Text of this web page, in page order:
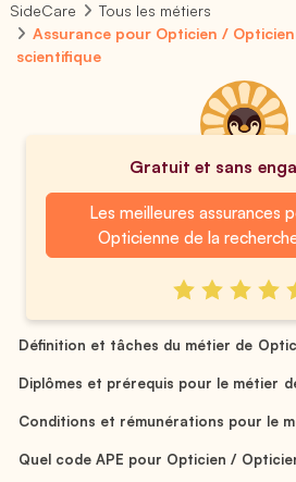
SideCare
Tous les métiers
Assurance pour Opticien /
scientifique
Gratuit et sans
Les meilleures assurances
Opticienne de la
Définition et tâches du métier de
Diplômes et prérequis pour le métier
Conditions et rémunérations pour le
Quel code APE pour Opticien /